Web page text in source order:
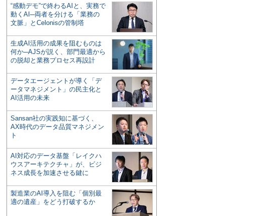
“感動デモ”で終わるAIと、実務で
動くAI─両者を分ける「業務の
文脈」とCelonisの管制塔
生成AI活用の成果を阻むものは
何か─AJSが説く、部門最適から
の脱却と業務プロセス再設計
データエージェントが導く「デ
ータマネジメント」の民主化と
AI活用の未来
Sansan社の実践知に基づく、
AX時代のデータ品質マネジメン
ト
AI対応のデータ基盤「レイクハ
ウスアーキテクチャ」が、ビジ
ネス成長を加速させる鍵に
製造業のAI導入を阻む「個別最
適の遺産」をどう打破するか